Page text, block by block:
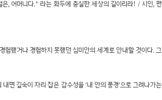
, 어머니다." 라는 화두에 충실한 세상의 길이리라! / 시인, 편
험했거나 경험하지 못했던 심미안의 세계로 안내할 것이다. 그
면 깊숙이 자리 잡은 감수성을 '내 안의 풍경'으로 그려나가는